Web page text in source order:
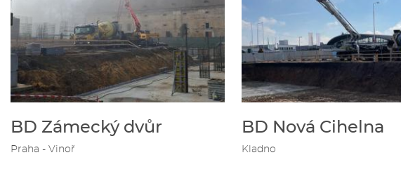
BD Zámecký dvůr
Praha - Vinoř
BD Nová Cihelna
Kladno